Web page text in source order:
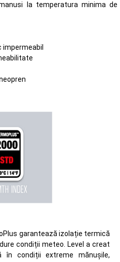
garantează izolație termică
condiții meteo. Level a creat
condiții extreme mănușile,